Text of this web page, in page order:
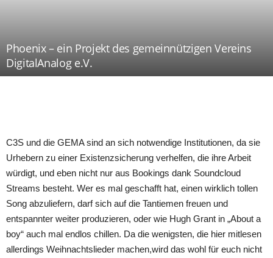
Phoenix – ein Projekt des gemeinnützigen Vereins
DigitalAnalog e.V.
C3S und die GEMA sind an sich notwendige Institutionen, da sie
Urhebern zu einer Existenzsicherung verhelfen, die ihre Arbeit
würdigt, und eben nicht nur aus Bookings dank Soundcloud
Streams besteht. Wer es mal geschafft hat, einen wirklich tollen
Song abzuliefern, darf sich auf die Tantiemen freuen und
entspannter weiter produzieren, oder wie Hugh Grant in „About a
boy“ auch mal endlos chillen. Da die wenigsten, die hier mitlesen
allerdings Weihnachtslieder machen,wird das wohl für euch nicht